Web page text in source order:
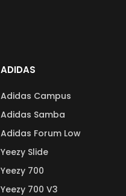
ADIDAS
Adidas Campus
Adidas Samba
Adidas Forum Low
Yeezy Slide
Yeezy 700
Yeezy 700 V3